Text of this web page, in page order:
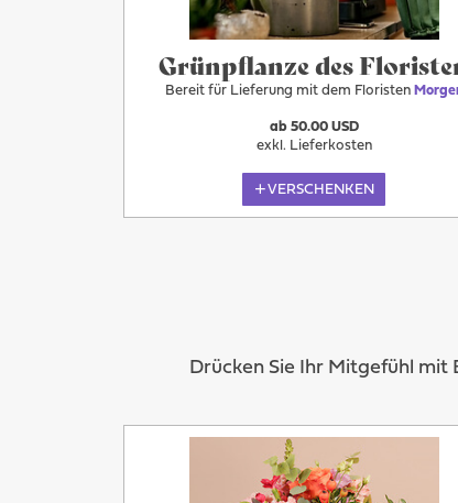
Grünpflanze des
Bereit für Lieferung mit dem Floristen
Morgen
ab 50.00 USD
exkl. Lieferkosten
VERSCHENKEN
Drücken Sie Ihr Mitgefühl